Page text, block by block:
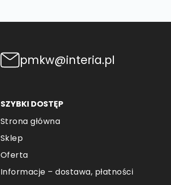
pmkw@interia.pl
SZYBKI DOSTĘP
Strona główna
Sklep
Oferta
Informacje – dostawa, płatności